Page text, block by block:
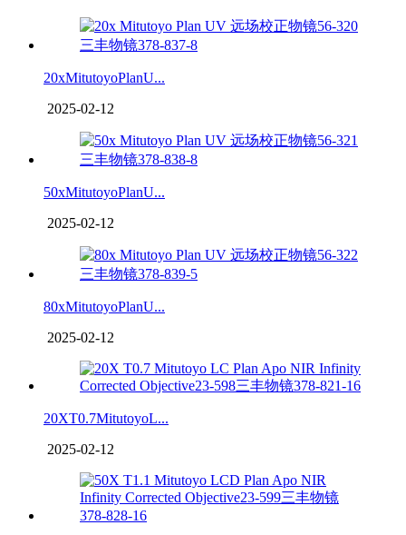
20xMitutoyoPlanU...
2025-02-12
50xMitutoyoPlanU...
2025-02-12
80xMitutoyoPlanU...
2025-02-12
20XT0.7MitutoyoL...
2025-02-12